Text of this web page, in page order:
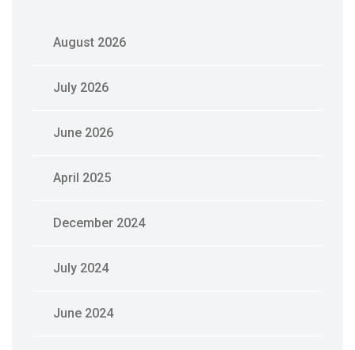
August 2026
July 2026
June 2026
April 2025
December 2024
July 2024
June 2024